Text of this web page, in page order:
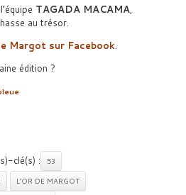
TAGADA MACAMA,
au trésor.
Margot sur Facebook.
édition ?
clé(s) :
53
L’OR DE MARGOT